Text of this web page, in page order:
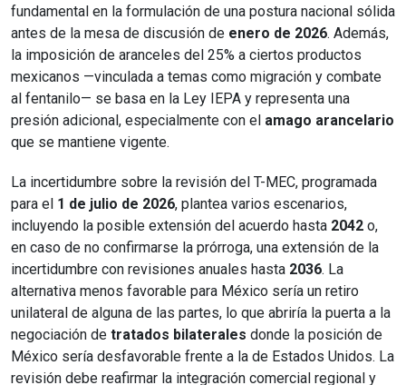
fundamental en la formulación de una postura nacional sólida
antes de la mesa de discusión de enero de 2026. Además,
la imposición de aranceles del 25% a ciertos productos
mexicanos —vinculada a temas como migración y combate
al fentanilo— se basa en la Ley IEPA y representa una
presión adicional, especialmente con el amago arancelario
que se mantiene vigente.
La incertidumbre sobre la revisión del T-MEC, programada
para el 1 de julio de 2026, plantea varios escenarios,
incluyendo la posible extensión del acuerdo hasta 2042 o,
en caso de no confirmarse la prórroga, una extensión de la
incertidumbre con revisiones anuales hasta 2036. La
alternativa menos favorable para México sería un retiro
unilateral de alguna de las partes, lo que abriría la puerta a la
negociación de tratados bilaterales donde la posición de
México sería desfavorable frente a la de Estados Unidos. La
revisión debe reafirmar la integración comercial regional y